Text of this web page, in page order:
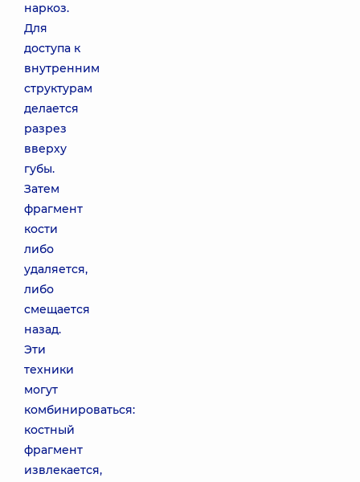
наркоз.
Для
доступа к
внутренним
структурам
делается
разрез
вверху
губы.
Затем
фрагмент
кости
либо
удаляется,
либо
смещается
назад.
Эти
техники
могут
комбинироваться:
костный
фрагмент
извлекается,